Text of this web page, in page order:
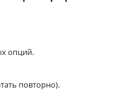
опций.
повторно).